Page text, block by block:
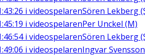
i videospelarenSören Lekberg
i videospelarenPer Unckel (M)
i videospelarenSören Lekberg
i videospelarenIngvar Svensson